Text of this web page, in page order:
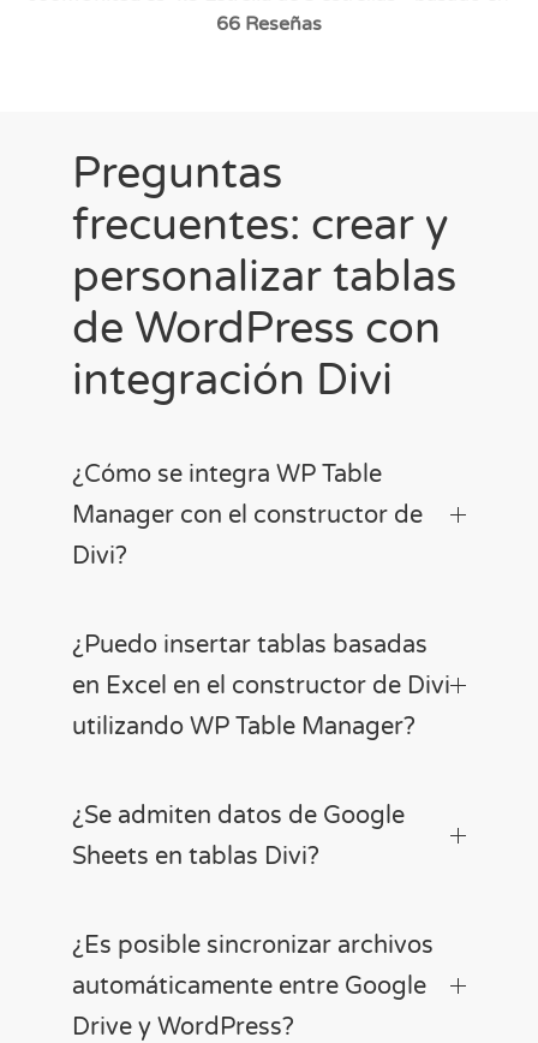
66 Reseñas
Preguntas
frecuentes: crear y
personalizar tablas
de WordPress con
integración Divi
¿Cómo se integra WP Table
Manager con el constructor de
Divi?
¿Puedo insertar tablas basadas
en Excel en el constructor de Divi
utilizando WP Table Manager?
¿Se admiten datos de Google
Sheets en tablas Divi?
¿Es posible sincronizar archivos
automáticamente entre Google
Drive y WordPress?